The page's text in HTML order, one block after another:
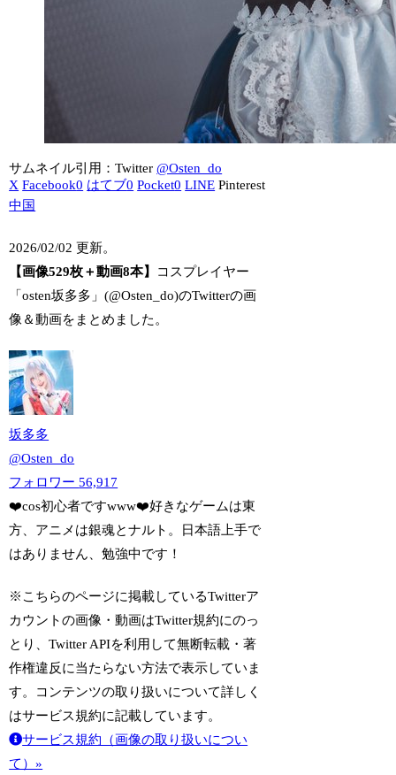
サムネイル引用：Twitter@Osten_do
X Facebook0 はてブ0 Pocket0 LINE Pinterest
中国
2026/02/02 更新。
【画像529枚＋動画8本】
コスプレイヤー
「osten坂多多」(@Osten_do)のTwitterの画
像＆動画をまとめました。
坂多多
@Osten_do
フォロワー56,917
❤️cos初心者ですwww❤️好きなゲームは東
方、アニメは銀魂とナルト。日本語上手で
はありません、勉強中です！
※こちらのページに掲載しているTwitterア
カウントの画像・動画はTwitter規約にのっ
とり、Twitter APIを利用して無断転載・著
作権違反に当たらない方法で表示していま
す。コンテンツの取り扱いについて詳しく
はサービス規約に記載しています。
サービス規約（画像の取り扱いについ
て）»